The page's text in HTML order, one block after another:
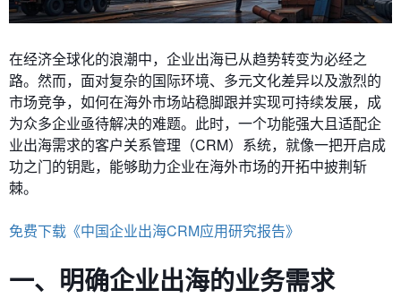
在经济全球化的浪潮中，企业出海已从趋势转变为必经之
路。然而，面对复杂的国际环境、多元文化差异以及激烈的
市场竞争，如何在海外市场站稳脚跟并实现可持续发展，成
为众多企业亟待解决的难题。此时，一个功能强大且适配企
业出海需求的客户关系管理（CRM）系统，就像一把开启成
功之门的钥匙，能够助力企业在海外市场的开拓中披荆斩
棘。
免费下载《中国企业出海CRM应用研究报告》
一、明确企业出海的业务需求